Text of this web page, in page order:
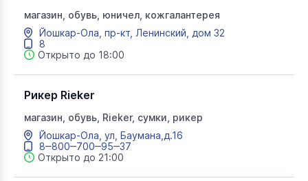
магазин, обувь, юничел, кожгалантерея
Йошкар-Ола, пр-кт, Ленинский, дом 32
8
Открыто до 18:00
Рикер Rieker
магазин, обувь, Rieker, сумки, рикер
Йошкар-Ола, ул, Баумана,д.16
8‒800‒700‒95‒37
Открыто до 21:00